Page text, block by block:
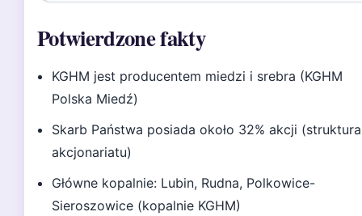
Potwierdzone fakty
KGHM jest producentem miedzi i srebra (KGHM
Polska Miedź)
Skarb Państwa posiada około 32% akcji (struktura
akcjonariatu)
Główne kopalnie: Lubin, Rudna, Polkowice-
Sieroszowice (kopalnie KGHM)